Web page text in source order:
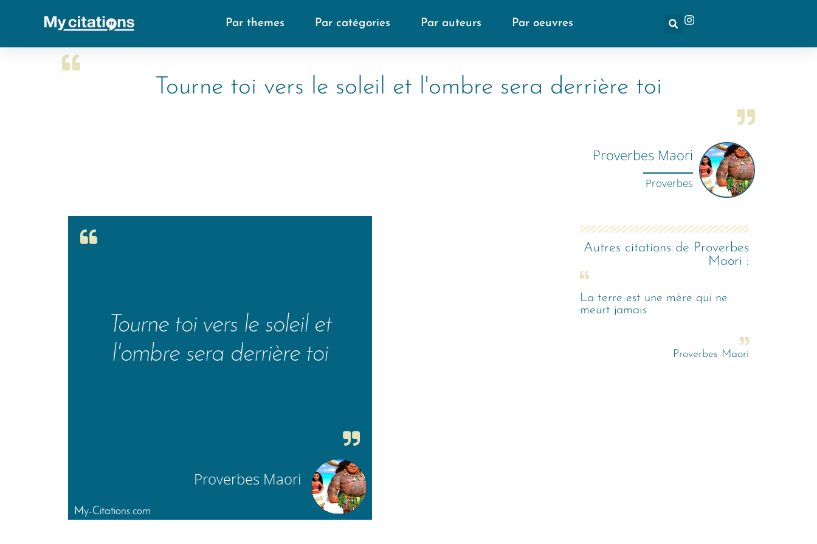
Par themes Par catégories Par auteurs Par oeuvres
Tourne toi vers le soleil et l'ombre sera derrière toi
Proverbes Maori
Proverbes
Autres citations de Proverbes
Maori :
La terre est une mère qui ne
meurt jamais
Proverbes Maori